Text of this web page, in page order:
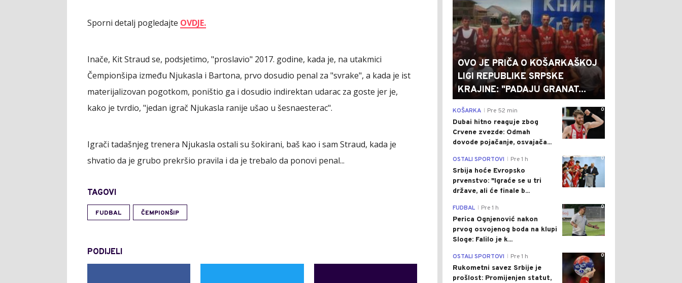
Sporni detalj pogledajte OVDJE.
Inače, Kit Straud se, podsjetimo, "proslavio" 2017. godine, kada je, na utakmici
Čempionšipa između Njukasla i Bartona, prvo dosudio penal za "svrake", a kada je ist
materijalizovan pogotkom, poništio ga i dosudio indirektan udarac za goste jer je,
kako je tvrdio, "jedan igrač Njukasla ranije ušao u šesnaesterac".
Igrači tadašnjeg trenera Njukasla ostali su šokirani, baš kao i sam Straud, kada je
shvatio da je grubo prekršio pravila i da je trebalo da ponovi penal...
TAGOVI
FUDBAL ČEMPIONŠIP
PODIJELI
OVO JE PRIČA O KOŠARKAŠKOJ
LIGI REPUBLIKE SRPSKE
KRAJINE: "PADAJU GRANAT...
0
KOŠARKA Pre 52 min
Dubai hitno reaguje zbog
Crvene zvezde: Odmah
dovode pojačanje, osvajača...
0
OSTALI SPORTOVI Pre 1 h
Srbija hoće Evropsko
prvenstvo: "Igraće se u tri
države, ali će finale b...
0
FUDBAL Pre 1 h
Perica Ognjenović nakon
prvog osvojenog boda na klupi
Sloge: Falilo je k...
0
OSTALI SPORTOVI Pre 1 h
Rukometni savez Srbije je
prošlost: Promijenjen statut,